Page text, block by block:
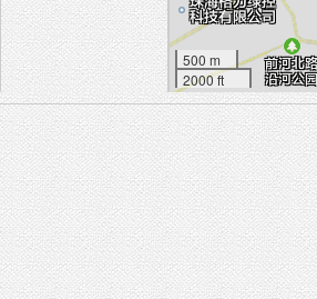
500 m
2000 ft